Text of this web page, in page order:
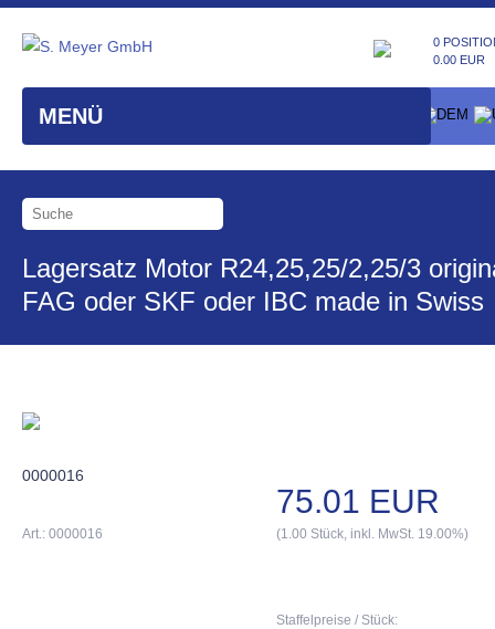
MENÜ
0
0.00 EUR
Lagersatz Motor R24,25,25/2,25/3
FAG oder SKF oder IBC made in Swiss
0000016
75.01 EUR
Art.: 0000016 (1.00 Stück, inkl. MwSt. 19.00%)
Staffelpreise / Stück: